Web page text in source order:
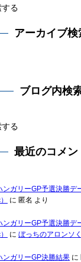
アーカイブ検
ブログ内検
最近のコメン
ガリーGP予選決勝デ
に 匿名 より
ガリーGP予選決勝デ
に ぼっちのアロンソ
ガリーGP決勝結果に